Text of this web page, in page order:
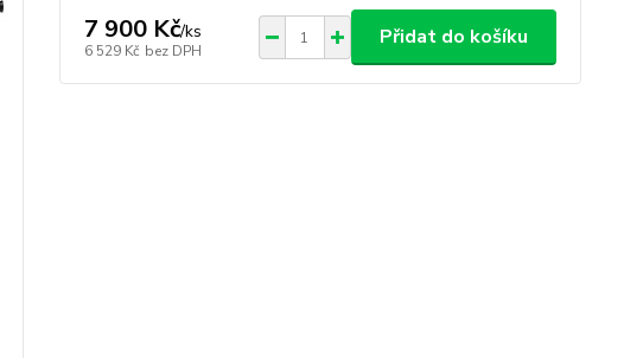
7 900 Kč/ks
6 529 Kč bez DPH
Přidat do košíku